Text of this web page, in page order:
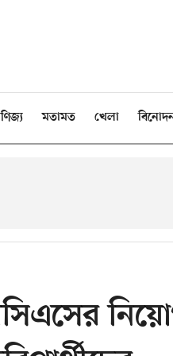
মতামত খেলা